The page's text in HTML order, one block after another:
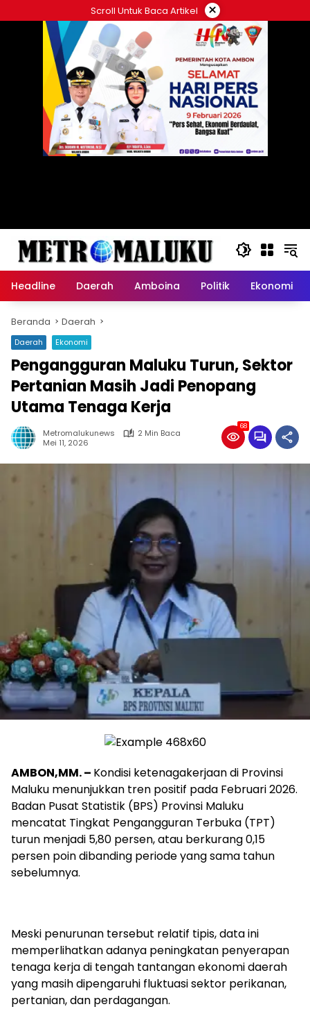
ke
Scroll Untuk Baca Artikel ×
Headline Daerah Amboina Politik Ekonomi
Beranda Daerah
Daerah Ekonomi
Pengangguran Maluku Turun, Sektor
Pertanian Masih Jadi Penopang
Utama Tenaga Kerja
Metromalukunews
2 Min Baca
Mei 11, 2026
68
AMBON,MM. – Kondisi ketenagakerjaan di Provinsi
Maluku menunjukkan tren positif pada Februari 2026.
Badan Pusat Statistik (BPS) Provinsi Maluku
mencatat Tingkat Pengangguran Terbuka (TPT)
turun menjadi 5,80 persen, atau berkurang 0,15
persen poin dibanding periode yang sama tahun
sebelumnya.
Meski penurunan tersebut relatif tipis, data ini
memperlihatkan adanya peningkatan penyerapan
tenaga kerja di tengah tantangan ekonomi daerah
yang masih dipengaruhi fluktuasi sektor perikanan,
pertanian, dan perdagangan.